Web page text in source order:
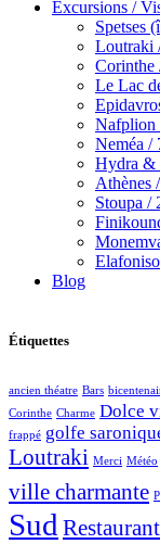
Excursions /
Spetses
Loutraki
Corinthe
Le Lac
Nafplion
Neméa /
Hydra &
Athènes
Stoupa /
Blog
Étiquettes
ancien théatre Bars
Corinthe Charme Dolce
frappé golfe
Loutraki Merci Météo
ville charmante
Sud Restaurant